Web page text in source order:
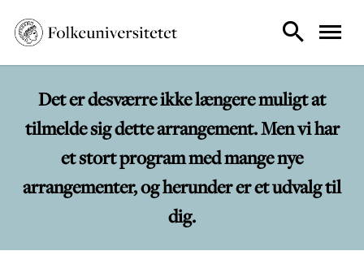
Det er desværre ikke længere muligt at
tilmelde sig dette arrangement. Men vi har
et stort program med mange nye
arrangementer, og herunder er et udvalg til
dig.